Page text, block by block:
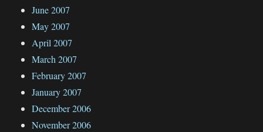
June 2007
May 2007
April 2007
March 2007
February 2007
January 2007
December 2006
November 2006